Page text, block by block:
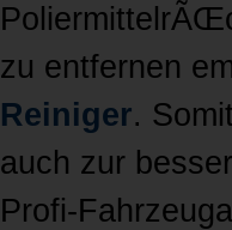
zu entfernen
Reiniger.
auch zur
Profi-